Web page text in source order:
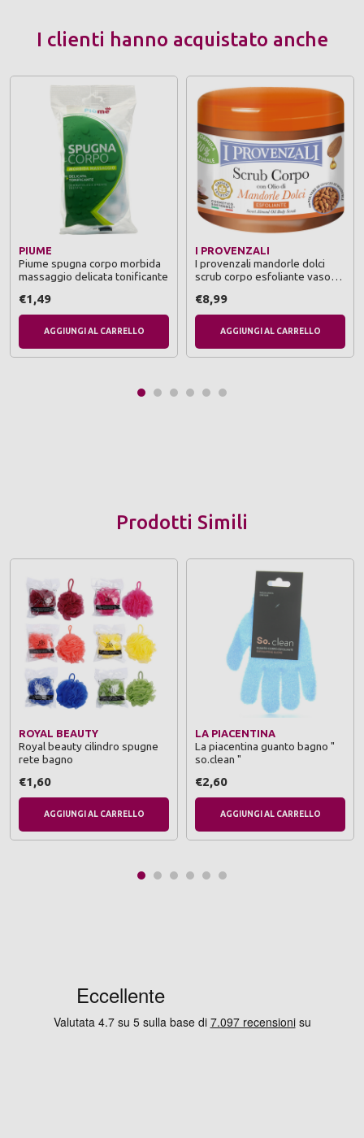
I clienti hanno acquistato anche
PIUME
Piume spugna corpo morbida
massaggio delicata tonificante
€1,49
AGGIUNGI AL CARRELLO
I PROVENZALI
I provenzali mandorle dolci
scrub corpo esfoliante vaso
€8,99
AGGIUNGI AL CARRELLO
Prodotti Simili
ROYAL BEAUTY
Royal beauty cilindro spugne
rete bagno
€1,60
AGGIUNGI AL CARRELLO
LA PIACENTINA
La piacentina guanto bagno "
so.clean "
€2,60
AGGIUNGI AL CARRELLO